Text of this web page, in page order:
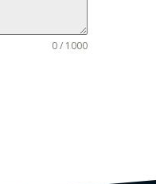
0 / 1000